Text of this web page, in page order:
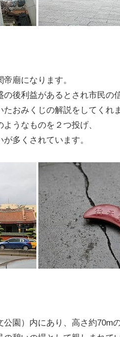
廟になります。
後利益があるとされ市民の
おみくじの解説をしてくれ
うなものを２つ投げ、
多くされています。
園）内にあり、高さ約70m